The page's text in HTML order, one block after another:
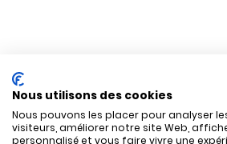
Nous utilisons des cookies
Nous pouvons les placer pour analyser
visiteurs, améliorer notre site Web,
personnalisé et vous faire vivre une